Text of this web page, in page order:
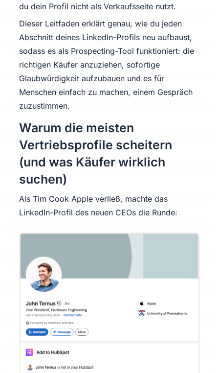
du dein Profil nicht als Verkaufsseite nutzt.
Dieser Leitfaden erklärt genau, wie du jeden
Abschnitt deines LinkedIn-Profils neu aufbaust,
sodass es als Prospecting-Tool funktioniert: die
richtigen Käufer anzuziehen, sofortige
Glaubwürdigkeit aufzubauen und es für
Menschen einfach zu machen, einem Gespräch
zuzustimmen.
Warum die meisten
Vertriebsprofile scheitern
(und was Käufer wirklich
suchen)
Als Tim Cook Apple verließ, machte das
LinkedIn-Profil des neuen CEOs die Runde: